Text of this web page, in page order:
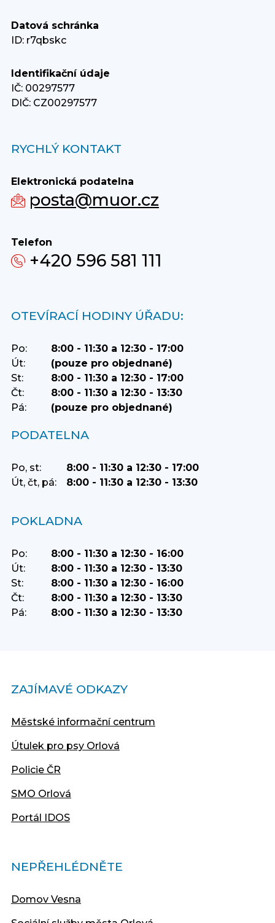
Datová schránka
ID: r7qbskc
Identifikační údaje
IČ: 00297577
DIČ: CZ00297577
RYCHLÝ KONTAKT
Elektronická podatelna
posta@muor.cz
Telefon
+420 596 581 111
OTEVÍRACÍ HODINY ÚŘADU:
Po:
8:00 - 11:30 a 12:30 - 17:00
Út:
(pouze pro objednané)
St:
8:00 - 11:30 a 12:30 - 17:00
Čt:
8:00 - 11:30 a 12:30 - 13:30
Pá:
(pouze pro objednané)
PODATELNA
Po, st:
8:00 - 11:30 a 12:30 - 17:00
Út, čt, pá:
8:00 - 11:30 a 12:30 - 13:30
POKLADNA
Po:
8:00 - 11:30 a 12:30 - 16:00
Út:
8:00 - 11:30 a 12:30 - 13:30
St:
8:00 - 11:30 a 12:30 - 16:00
Čt:
8:00 - 11:30 a 12:30 - 13:30
Pá:
8:00 - 11:30 a 12:30 - 13:30
ZAJÍMAVÉ ODKAZY
Městské informační centrum
Útulek pro psy Orlová
Policie ČR
SMO Orlová
Portál IDOS
NEPŘEHLÉDNĚTE
Domov Vesna